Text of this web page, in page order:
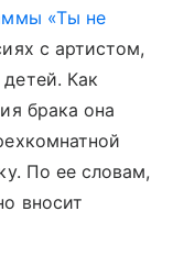
«Ты не
с артистом,
Как
брака она
По ее словам,
вносит